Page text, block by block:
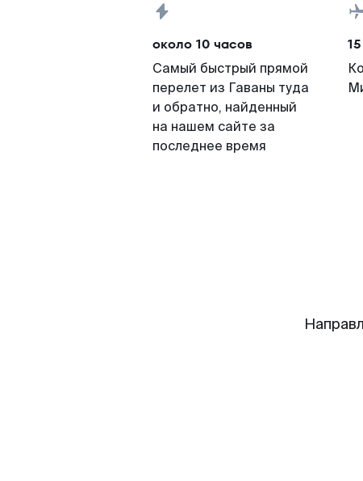
около 10 часов
Самый быстрый прямой
перелет из Гаваны туда
и обратно, найденный
на нашем сайте за
последнее время
15